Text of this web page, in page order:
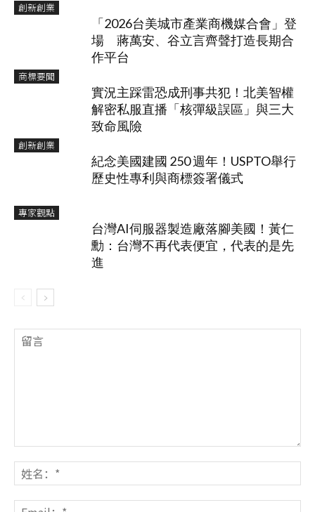
創新創業
「2026台美城市產業商機媒合會」登
場 蔣萬安、谷立言齊聲打造長期合
作平台
商標要聞
實況主踩雷恐成刑事共犯！北美智權
解密私服直播「核彈級誤區」與三大
致命風險
創新創業
紀念美國建國 250 週年！USPTO舉行
歷史性專利與商標簽署儀式
專家觀點
台灣AI伺服器製造廠落腳美國！黃仁
勳：台灣不再代表便宜，代表的是先
進